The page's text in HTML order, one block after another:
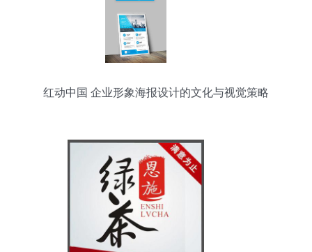
红动中国 企业形象海报设计的文化与视觉策略